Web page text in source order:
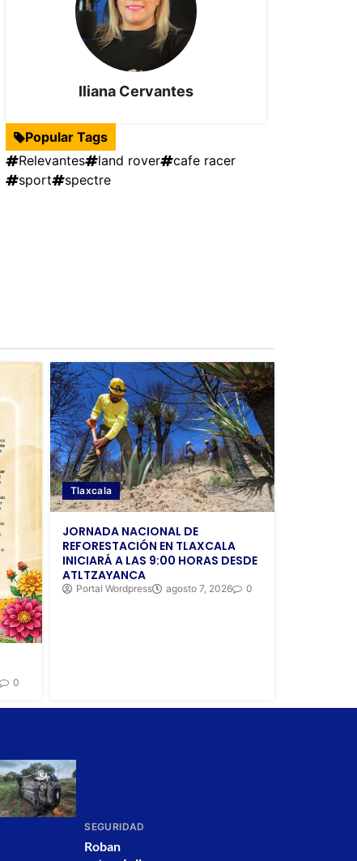
Iliana Cervantes
Popular Tags
Relevantes
land rover
cafe racer
sport
spectre
0
Tlaxcala
JORNADA NACIONAL DE
REFORESTACIÓN EN TLAXCALA
INICIARÁ A LAS 9:00 HORAS DESDE
ATLTZAYANCA
Portal Wordpress agosto 7, 2026 0
SEGURIDAD
Roban